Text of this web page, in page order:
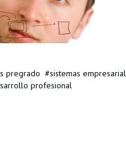
pregrado sistemas
profesional